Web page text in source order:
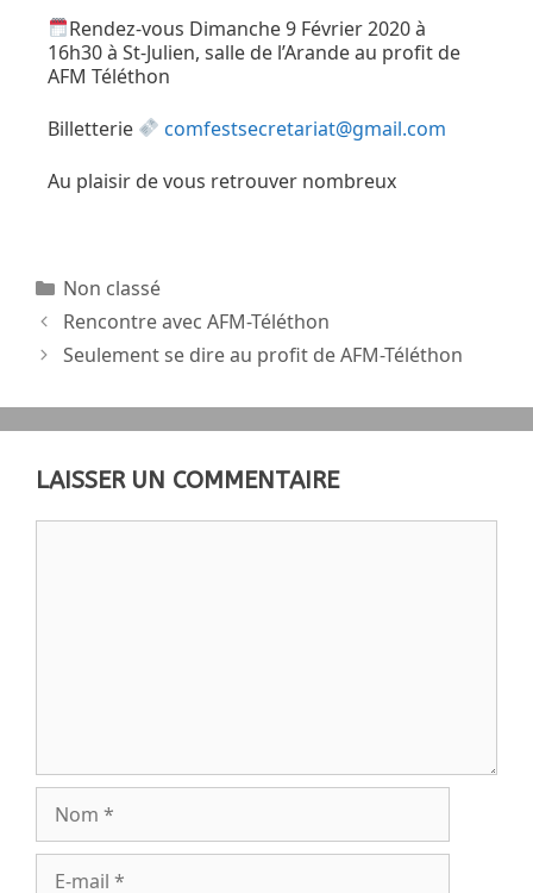
Rendez-vous Dimanche 9 Février 2020 à
16h30 à St-Julien, salle de l’Arande au profit de
AFM Téléthon
Billetterie
comfestsecretariat@gmail.com
Au plaisir de vous retrouver nombreux
Non classé
Rencontre avec AFM-Téléthon
Seulement se dire au profit de AFM-Téléthon
LAISSER UN COMMENTAIRE